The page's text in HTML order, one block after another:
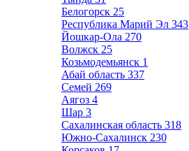
Белогорск 25
Республика Марий Эл 343
Йошкар-Ола 270
Волжск 25
Козьмодемьянск 1
Абай область 337
Семей 269
Аягоз 4
Шар 3
Сахалинская область 318
Южно-Сахалинск 230